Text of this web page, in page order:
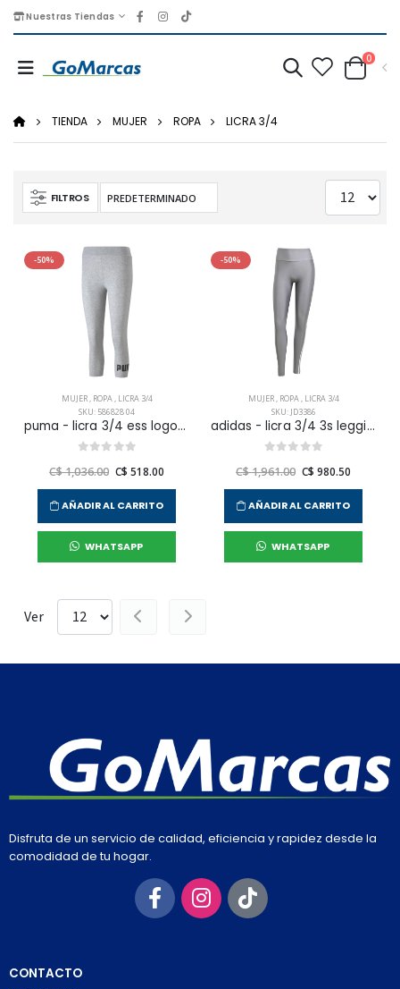
Nuestras Tiendas
0
TIENDA MUJER ROPA LICRA 3/4
FILTROS
-50%
MUJER, ROPA, LICRA 3/4
SKU: 586828 04
puma - licra 3/4 ess logo para hombre mujer
C$ 1,036.00 C$ 518.00
AÑADIR AL CARRITO
WHATSAPP
-50%
MUJER, ROPA, LICRA 3/4
SKU: JD3386
adidas - licra 3/4 3s leggings pes para mujer
C$ 1,961.00 C$ 980.50
AÑADIR AL CARRITO
WHATSAPP
Ver
Disfruta de un servicio de calidad, eficiencia y rapidez desde la
comodidad de tu hogar.
CONTACTO